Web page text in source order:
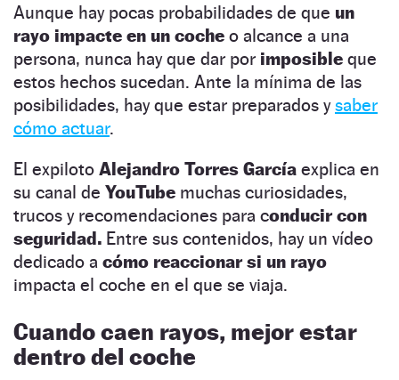
Aunque hay pocas probabilidades de que un
rayo impacte en un coche o alcance a una
persona, nunca hay que dar por imposible que
estos hechos sucedan. Ante la mínima de las
posibilidades, hay que estar preparados ysaber
cómo actuar.
El expiloto Alejandro Torres García explica en
su canal de YouTube muchas curiosidades,
trucos y recomendaciones para conducir con
seguridad. Entre sus contenidos, hay un vídeo
dedicado a cómo reaccionar si un rayo
impacta el coche en el que se viaja.
Cuando caen rayos, mejor estar
dentro del coche